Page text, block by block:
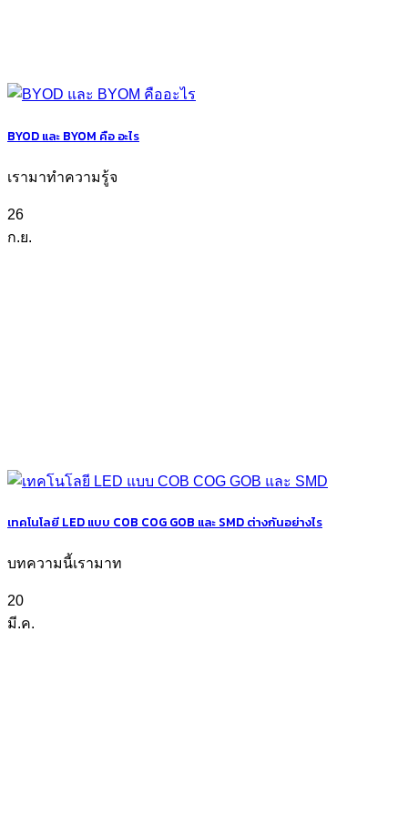
BYOD และ BYOM คือ อะไร
เรามาทำความรู้จ
26
ก.ย.
เทคโนโลยี LED แบบ COB COG GOB และ SMD ต่างกันอย่างไร
บทความนี้เรามาท
20
มี.ค.